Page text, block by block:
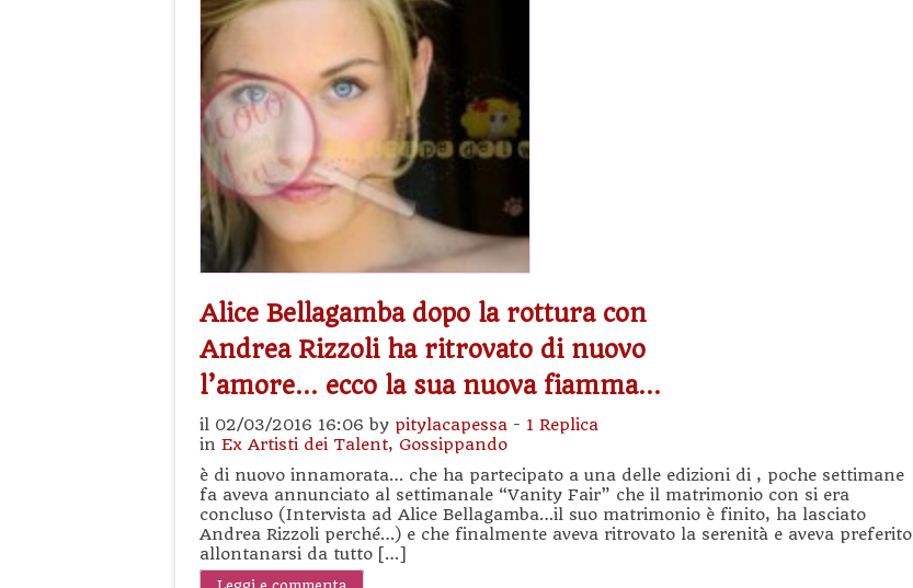
Alice Bellagamba dopo la rottura con
Andrea Rizzoli ha ritrovato di nuovo
l’amore… ecco la sua nuova fiamma…
il 02/03/2016 16:06 by pitylacapessa - 1 Replica
in Ex Artisti dei Talent, Gossippando
è di nuovo innamorata… che ha partecipato a una delle edizioni di , poche settimane
fa aveva annunciato al settimanale “Vanity Fair” che il matrimonio con si era
concluso (Intervista ad Alice Bellagamba…il suo matrimonio è finito, ha lasciato
Andrea Rizzoli perché…) e che finalmente aveva ritrovato la serenità e aveva preferito
allontanarsi da tutto […]